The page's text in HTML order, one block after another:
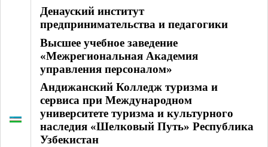
Денауский институт
предпринимательства и педагогики
Высшее учебное заведение
«Межрегиональная Академия
управления персоналом»
Андижанский Колледж туризма и
сервиса при Международном
университете туризма и культурного
наследия «Шелковый Путь» Республика
Узбекистан